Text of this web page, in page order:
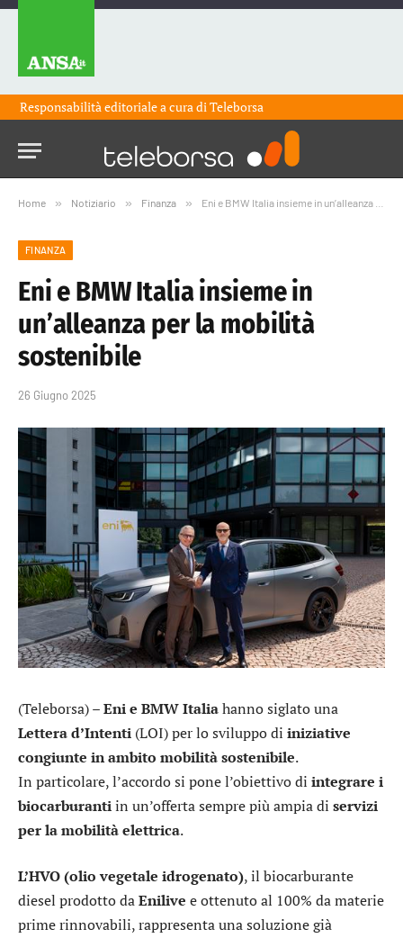
Responsabilità editoriale a cura diTeleborsa
Home » Notiziario » Finanza » Eni e BMW Italia insieme in un’alleanza per la mobilità sostenibile
FINANZA
Eni e BMW Italia insieme in
un’alleanza per la mobilità
sostenibile
26 Giugno 2025
(Teleborsa) –Enie BMWItaliahanno siglato una
Lettera d’Intenti (LOI) per lo sviluppo di iniziative
congiunte in ambito mobilità sostenibile.
In particolare, l’accordo si pone l’obiettivo di integrare i
biocarburantiin un’offerta sempre più ampia di servizi
per la mobilità elettrica.
L’HVO(olio vegetale idrogenato), il biocarburante
diesel prodotto daEnilive e ottenuto al 100% da materie
prime rinnovabili, rappresenta una soluzione già